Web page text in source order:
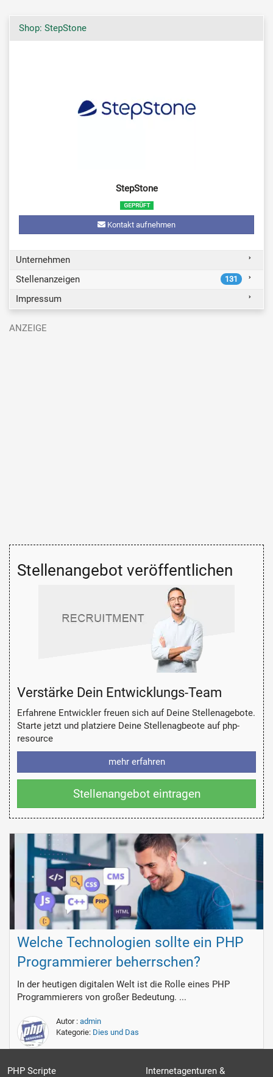
Shop: StepStone
StepStone
Kontakt aufnehmen
Unternehmen
Stellenanzeigen
131
Impressum
Stellenangebot veröffentlichen
Verstärke Dein Entwicklungs-Team
Erfahrene Entwickler freuen sich auf Deine Stellenagebote.
Starte jetzt und platziere Deine Stellenagbeote auf php-
resource
mehr erfahren
Stellenangebot eintragen
Welche Technologien sollte ein PHP
Programmierer beherrschen?
In der heutigen digitalen Welt ist die Rolle eines PHP
Programmierers von großer Bedeutung. ...
Autor : admin
Kategorie: Dies und Das
PHP Scripte
Internetagenturen &